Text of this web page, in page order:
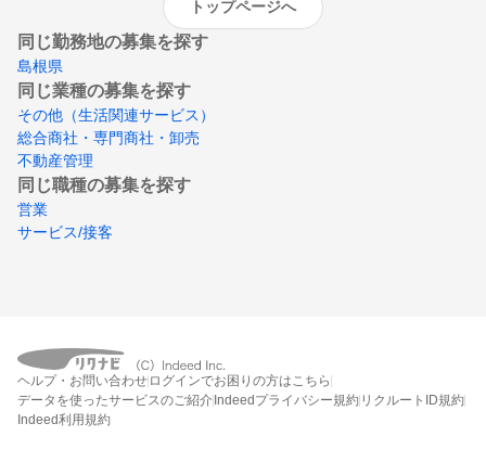
トップページへ
同じ勤務地の募集を探す
島根県
同じ業種の募集を探す
その他（生活関連サービス）
総合商社・専門商社・卸売
不動産管理
同じ職種の募集を探す
営業
サービス/接客
ヘルプ・お問い合わせ ログインでお困りの方はこちら
データを使ったサービスのご紹介Indeedプライバシー規約 リクルートID規約
Indeed利用規約